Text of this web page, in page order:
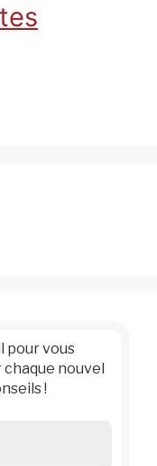
pour vous
nouvel
!